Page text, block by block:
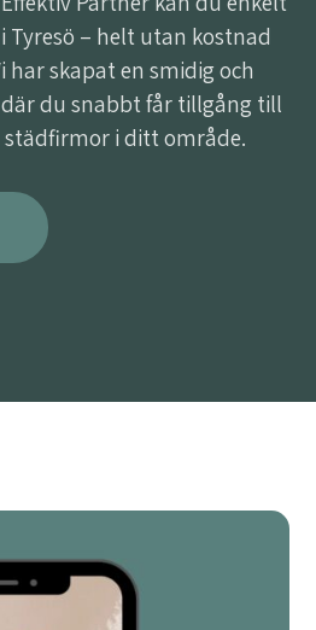
– helt utan kostnad
skapat en smidig och
du snabbt får tillgång till
i ditt område.